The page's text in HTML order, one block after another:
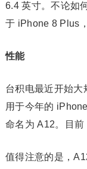
6.4 英寸。不论如
于 iPhone 8 Plus
性能
台积电最近开始大
用于今年的
命名为 A12。目前
值得注意的是，